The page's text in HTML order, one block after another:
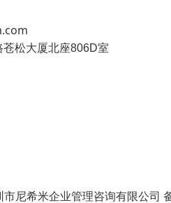
松大厦北座806D室
尼希米企业管理咨询有限公司